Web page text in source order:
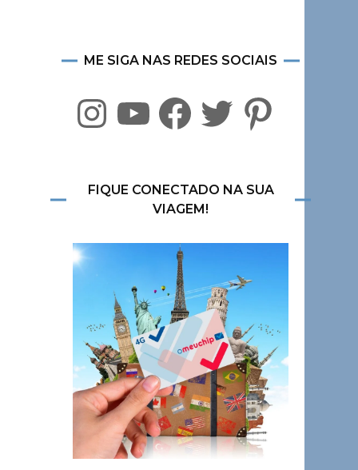
ME SIGA NAS REDES SOCIAIS
InstagramYouTube FacebookTwitter Pinterest
FIQUE CONECTADO NA SUA
VIAGEM!